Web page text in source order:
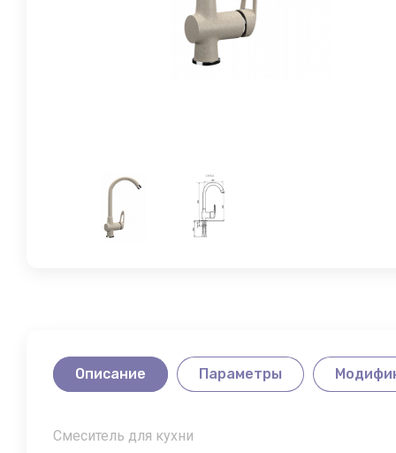
Описание Параметры
Смеситель для кухни